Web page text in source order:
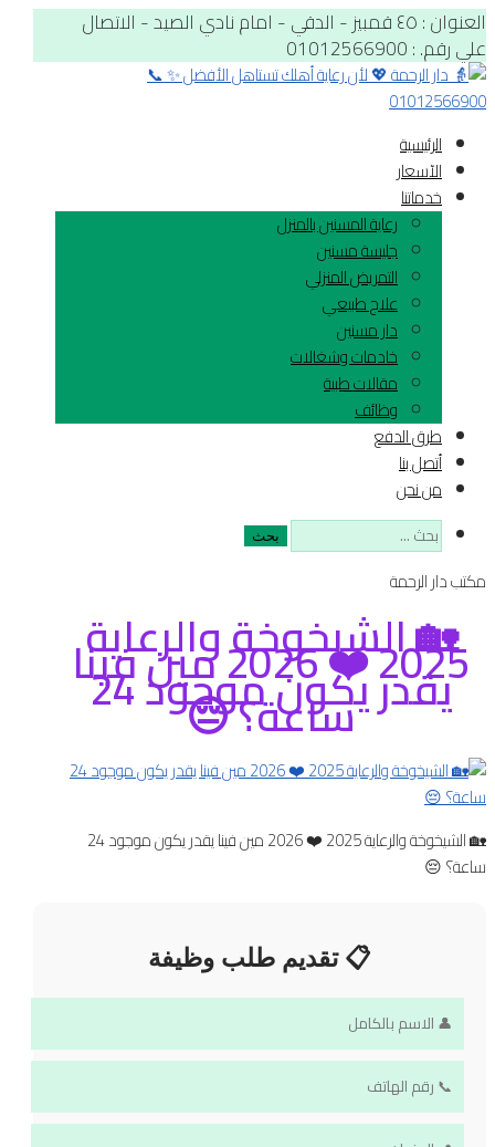
العنوان : ٤٥ قمبيز - الدقي - امام نادي الصيد - الاتصال
علي رقم. : 01012566900
الرئيسية
الآسعار
خدماتنا
رعاية المسنين بالمنزل
جليسة مسنين
التمريض المنزلي
علاج طبيعي
دار مسنين
خادمات وشغالات
مقالات طبية
وظائف
طرق الدفع
أتصل بنا
من نحن
البحث
عن:
مكتب دار الرحمة
🏡 الشيخوخة والرعاية
2025 ❤️ 2026 مين فينا
يقدر يكون موجود 24 ساعة؟ 😔
🏡 الشيخوخة والرعاية 2025 ❤️ 2026 مين فينا يقدر يكون موجود 24
ساعة؟ 😔
📋 تقديم طلب وظيفة